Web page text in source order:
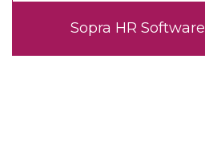
Sopra HR Software